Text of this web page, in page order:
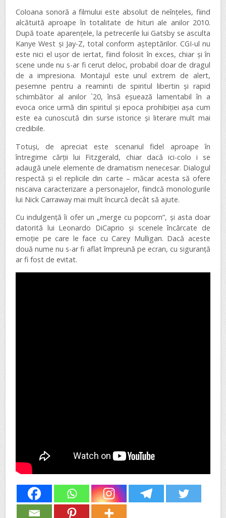
Coloana sonoră a filmului este absolut de neînțeles, fiind
alcătuită aproape în totalitate de hituri ale anilor 2010.
După toate aparențele, la petrecerile lui Gatsby se asculta
Kanye West și Jay-Z, total conform așteptărilor. CGI-ul nu
este nici el ușor de iertat, fiind folosit în exces, chiar și în
scene unde nu s-ar fi cerut deloc, probabil doar de dragul
de a impresiona. Montajul este unul extrem de alert,
pesemne pentru a reaminti de spiritul libertin și rapid
schimbător al anilor `20, însă eșuează lamentabil în a
evoca orice urmă din spiritul și epoca prohibiției așa cum
este ea cunoscută din surse istorice și literare mult mai
credibile.
Totuși, de apreciat este scenariul fidel aproape în
întregime cărții lui Fitzgerald, chiar dacă ici-colo i se
adaugă unele elemente de dramatism nenecesar. Dialogul
respectă și el replicile din carte – măcar acesta să ofere
niscaiva caracterizare a personajelor, fiindcă monologurile
lui Nick Carraway mai mult încurcă decât să ajute.
Cu indulgență îi ofer un „merge cu popcorn”, și asta doar
datorită lui Leonardo DiCaprio și scenele încărcate de
emoție pe care le face cu Carey Mulligan. Dacă aceste
două nume nu s-ar fi aflat împreună pe ecran, cu siguranță
ar fi fost de evitat.